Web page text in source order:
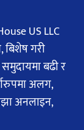
US LLC
बिशेष गरी
बढी र
अलग,
अनलाइन,